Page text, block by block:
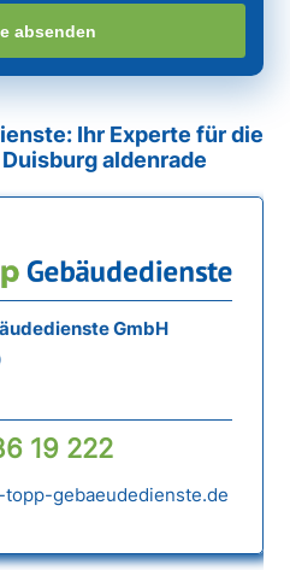
absenden
Ihr Experte für die
aldenrade
GmbH
19 222
topp-gebaeudedienste.de